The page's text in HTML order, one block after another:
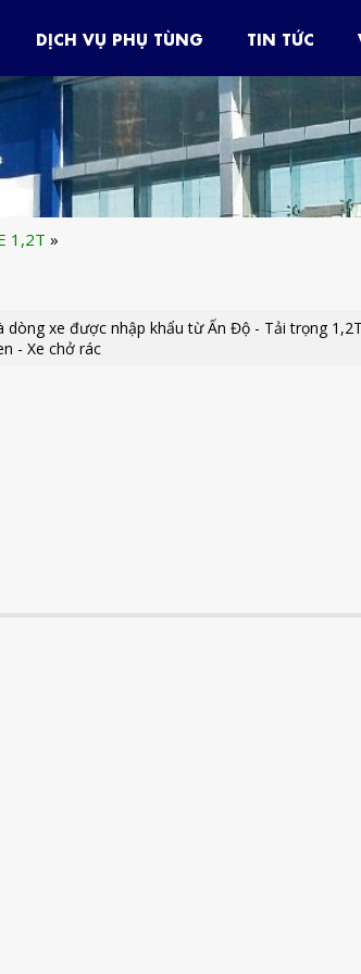
DỊCH VỤ PHỤ TÙNG TIN TỨC
1,2T »
dòng xe được nhập khẩu từ Ấn Độ - Tải trọng
- Xe chở rác